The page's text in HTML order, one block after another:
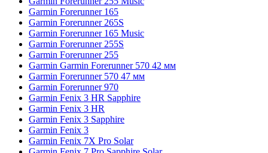
Garmin Forerunner 165
Garmin Forerunner 265S
Garmin Forerunner 165 Music
Garmin Forerunner 255S
Garmin Forerunner 255
Garmin Garmin Forerunner 570 42 мм
Garmin Forerunner 570 47 мм
Garmin Forerunner 970
Garmin Fenix 3 HR Sapphire
Garmin Fenix 3 HR
Garmin Fenix 3 Sapphire
Garmin Fenix 3
Garmin Fenix 7X Pro Solar